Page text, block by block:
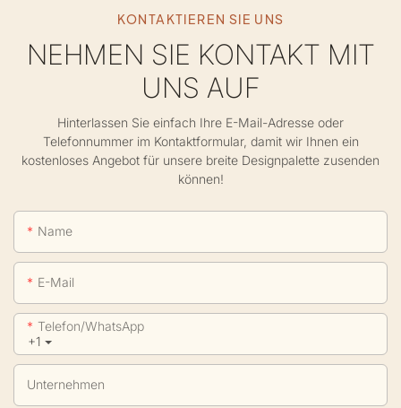
KONTAKTIEREN SIE UNS
NEHMEN SIE KONTAKT MIT
UNS AUF
Hinterlassen Sie einfach Ihre E-Mail-Adresse oder
Telefonnummer im Kontaktformular, damit wir Ihnen ein
kostenloses Angebot für unsere breite Designpalette zusenden
können!
Name
E-Mail
+1
Telefon/WhatsApp
Unternehmen